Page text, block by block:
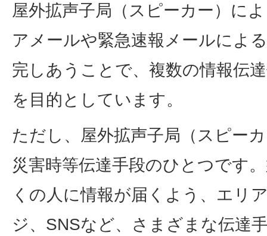
屋外拡声子局（スピーカー）に
アメールや緊急速報メールによ
完しあうことで、複数の情報伝
を目的としています。
ただし、屋外拡声子局（スピー
災害時等伝達手段のひとつです
くの人に情報が届くよう、エリ
ジ、SNSなど、さまざまな伝達